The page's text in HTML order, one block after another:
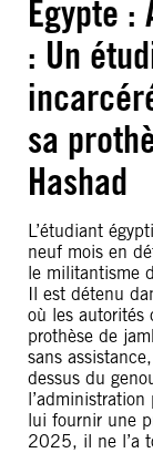
Égypte
: Un
sa
Hashad
L’étudiant
neuf mois en
le militantisme
Il est détenu
où les autorités
prothèse de
sans
dessus du
lui fournir une
2025, il ne l’a